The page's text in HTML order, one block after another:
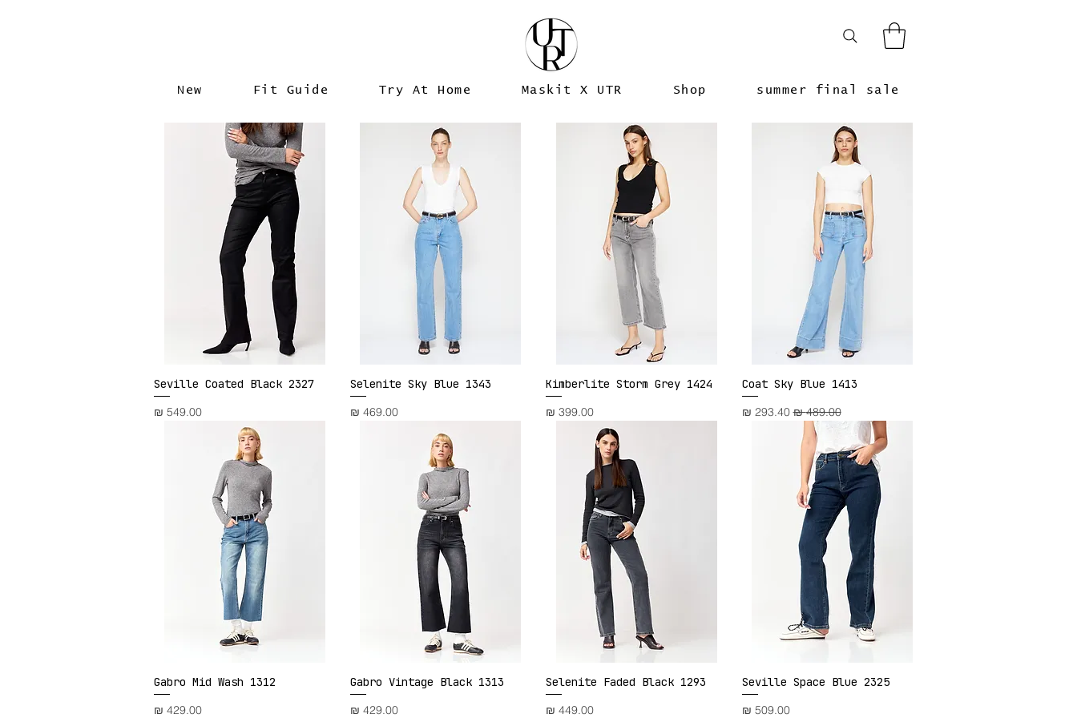
New Fit Guide Try At Home Maskit X UTR Shop summer final sale
תצוגה מהירה
Coat Sky Blue 1413
מחיר רגיל‏489.00 ‏₪ מחיר מבצע‏293.40 ‏₪
תצוגה מהירה
Kimberlite Storm Grey 1424
מחיר
תצוגה מהירה
Selenite Sky Blue 1343
מחיר‏469.00 ‏₪
תצוגה מהירה
Seville Coated Black 2327
מחיר
תצוגה מהירה
Seville Space Blue 2325
מחיר‏509.00 ‏₪
תצוגה מהירה
Selenite Faded Black 1293
מחיר
תצוגה מהירה
Gabro Vintage Black 1313
מחיר‏429.00 ‏₪
תצוגה מהירה
Gabro Mid Wash 1312
מחיר